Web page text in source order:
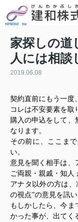
家探しの
人には相談
2019.06.08
契約直前にもう一度、
コレは不安要素を取
購入の申込をして、
なります。
その前に、ここま
い。
意見を聞く相手は、
ご両親・親戚・知人
アナタ以外の方は
の視点”の意見を訊い
もしかしたら、今ま
かった事が、出てく